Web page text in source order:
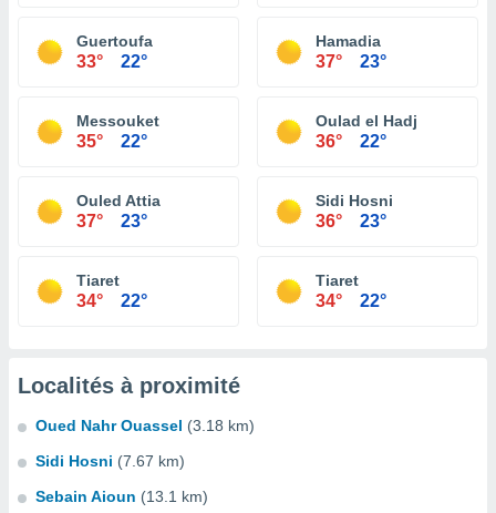
Guertoufa
33° 22°
Hamadia
37° 23°
Messouket
35° 22°
Oulad el Hadj
36° 22°
Ouled Attia
37° 23°
Sidi Hosni
36° 23°
Tiaret
34° 22°
Tiaret
34° 22°
Localités à proximité
Oued Nahr Ouassel (3.18 km)
Sidi Hosni (7.67 km)
Sebain Aioun (13.1 km)